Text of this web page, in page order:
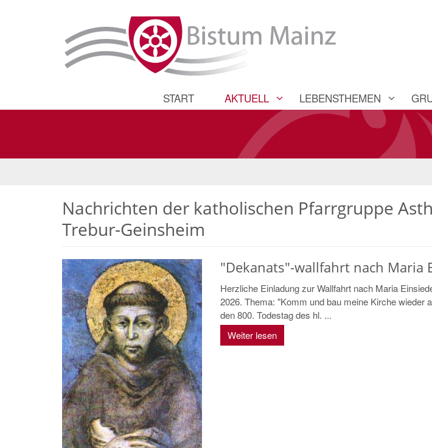
START AKTUELL LEBENSTHEMEN
Nachrichten der katholischen Pfarrgruppe
Trebur-Geinsheim
"Dekanats"-wallfahrt nach Maria
Herzliche Einladung zur Wallfahrt nach Maria
2026. Thema: "Komm und bau meine Kirche wieder
den 800. Todestag des hl. ...
Weiter lesen